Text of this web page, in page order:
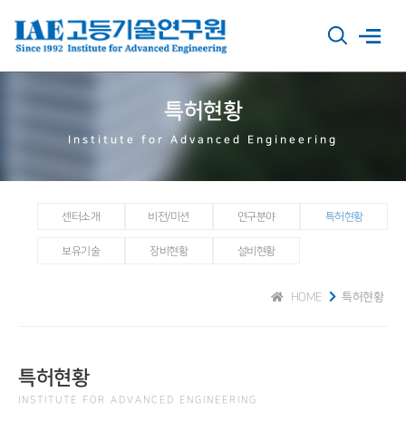
특허현황
Institute for Advanced Engineering
센터소개 비전/미션 연구분야 특허현황
보유기술 장비현황 설비현황
특허현황
HOME
특허현황
INSTITUTE FOR ADVANCED ENGINEERING